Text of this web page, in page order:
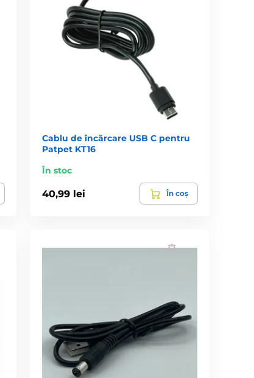
Cablu de încărcare USB C pentru
Patpet KT16
În stoc
40,99 lei În coș